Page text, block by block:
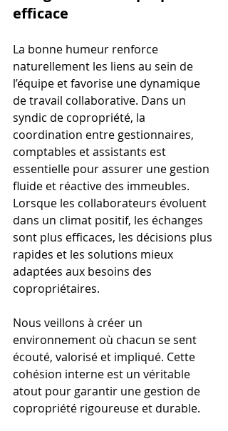
efficace
La bonne humeur renforce
naturellement les liens au sein de
l’équipe et favorise une dynamique
de travail collaborative. Dans un
syndic de copropriété, la
coordination entre gestionnaires,
comptables et assistants est
essentielle pour assurer une gestion
fluide et réactive des immeubles.
Lorsque les collaborateurs évoluent
dans un climat positif, les échanges
sont plus efficaces, les décisions plus
rapides et les solutions mieux
adaptées aux besoins des
copropriétaires.
Nous veillons à créer un
environnement où chacun se sent
écouté, valorisé et impliqué. Cette
cohésion interne est un véritable
atout pour garantir une gestion de
copropriété rigoureuse et durable.